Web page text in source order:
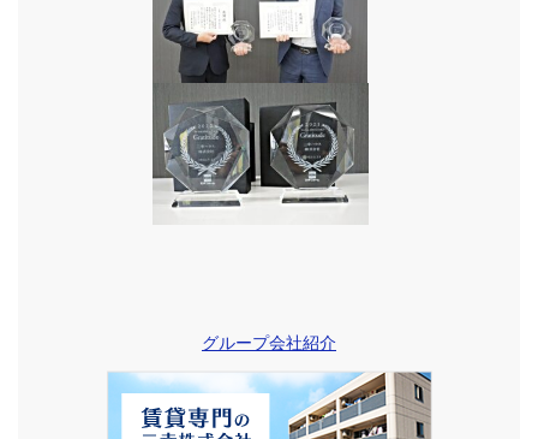
グループ会社紹介